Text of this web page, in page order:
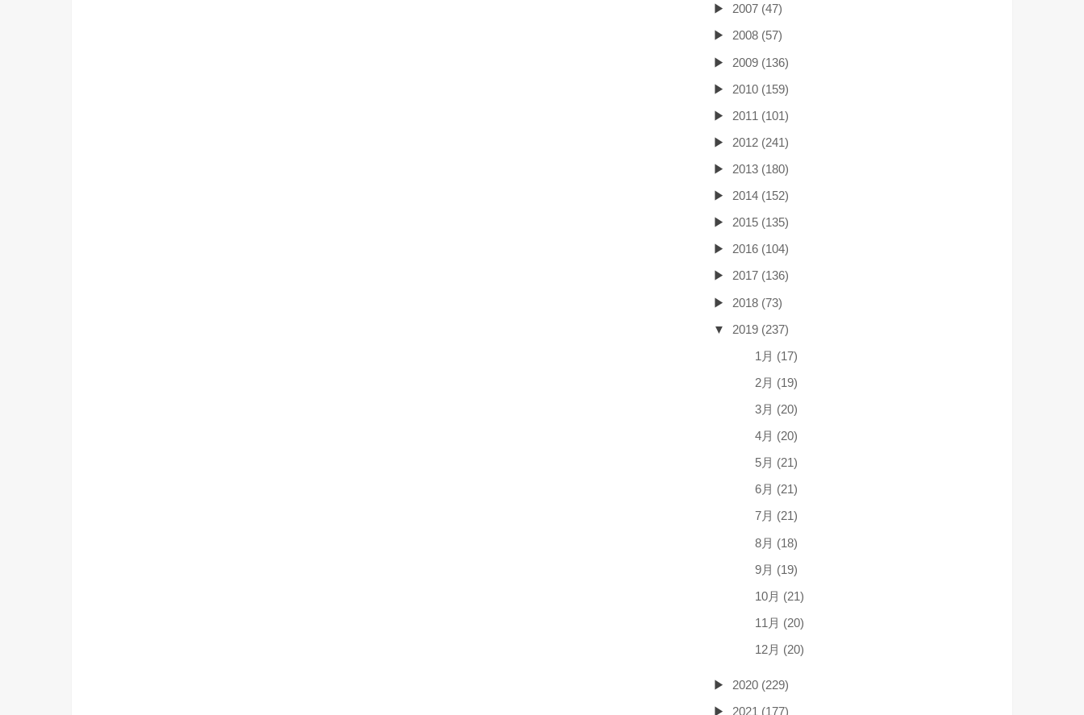
2007 (47)
2008 (57)
2009 (136)
2010 (159)
2011 (101)
2012 (241)
2013 (180)
2014 (152)
2015 (135)
2016 (104)
2017 (136)
2018 (73)
2019 (237)
1月 (17)
2月 (19)
3月 (20)
4月 (20)
5月 (21)
6月 (21)
7月 (21)
8月 (18)
9月 (19)
10月 (21)
11月 (20)
12月 (20)
2020 (229)
2021 (177)